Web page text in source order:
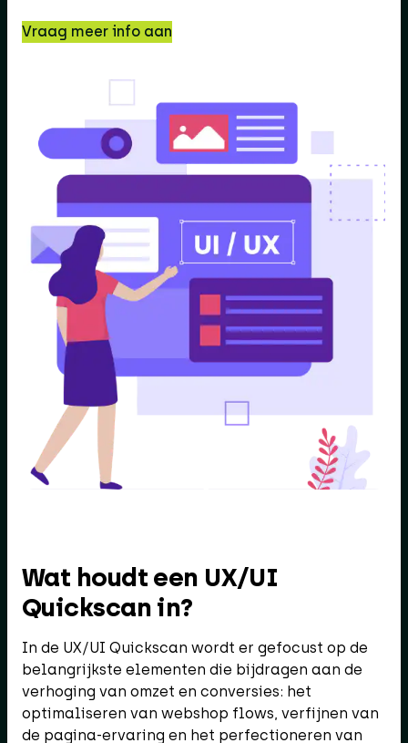
Vraag meer info aan
Wat houdt een UX/UI
Quickscan in?
In de UX/UI Quickscan wordt er gefocust op de
belangrijkste elementen die bijdragen aan de
verhoging van omzet en conversies: het
optimaliseren van webshop flows, verfijnen van
de pagina-ervaring en het perfectioneren van